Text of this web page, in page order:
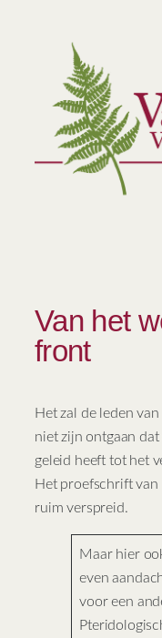
Van het
front
Het zal de leden
niet zijn ontgaan
geleid heeft tot het
Het proefschrift van
ruim verspreid.
Maar hier
even
voor een